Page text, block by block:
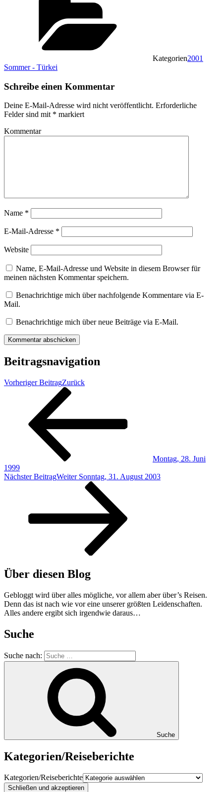
Kategorien2001
Sommer - Türkei
Schreibe einen Kommentar
Deine E-Mail-Adresse wird nicht veröffentlicht. Erforderliche
Felder sind mit * markiert
Kommentar
Name *
E-Mail-Adresse *
Website
Name, E-Mail-Adresse und Website in diesem Browser für
meinen nächsten Kommentar speichern.
Benachrichtige mich über nachfolgende Kommentare via E-
Mail.
Benachrichtige mich über neue Beiträge via E-Mail.
Beitragsnavigation
Vorheriger BeitragZurück
Montag, 28. Juni
1999
Nächster BeitragWeiter Sonntag, 31. August 2003
Über diesen Blog
Gebloggt wird über alles mögliche, vor allem aber über’s Reisen.
Denn das ist nach wie vor eine unserer größten Leidenschaften.
Alles andere ergibt sich irgendwie daraus…
Suche
Suche nach:
Suche
Kategorien/Reiseberichte
Kategorien/Reiseberichte